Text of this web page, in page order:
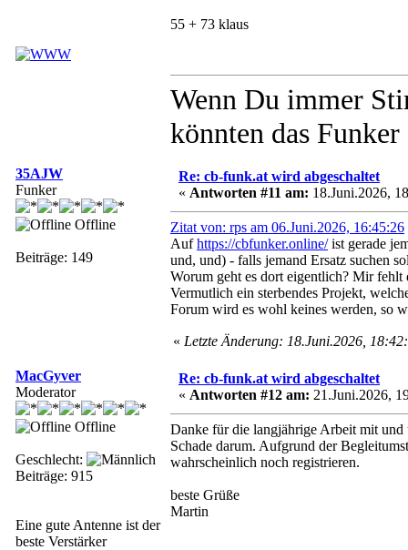
55 + 73 klaus
Wenn Du immer
könnten das Funker
35AJW
Funker
Offline
Beiträge: 149
Re: cb-funk.at wird abgeschaltet
« Antworten #11 am: 18.Juni.2026,
Zitat von: rps am 06.Juni.2026, 16:45:26
Aufhttps://cbfunker.online/ist gerade
und, und) - falls jemand Ersatz suchen
Worum geht es dort eigentlich? Mir
Vermutlich ein sterbendes Projekt,
Forum wird es wohl keines werden, so
« Letzte Änderung: 18.Juni.2026,
MacGyver
Moderator
Offline
Geschlecht:
Beiträge: 915
Eine gute Antenne ist der
beste Verstärker
Re: cb-funk.at wird abgeschaltet
« Antworten #12 am: 21.Juni.2026,
Danke für die langjährige Arbeit mit und
Schade darum. Aufgrund der
wahrscheinlich noch registrieren.
beste Grüße
Martin